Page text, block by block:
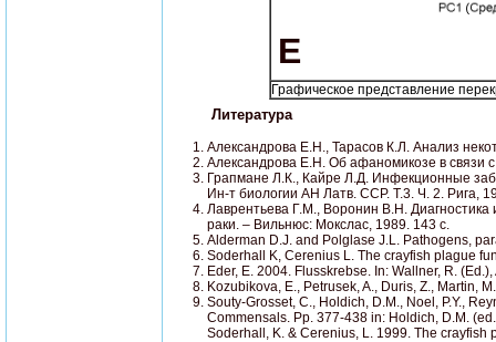
E
Графическое представление
Литература
Александрова Е.Н., Тарасов К.Л. Анализ
Александрова Е.Н. Об афаномикозе в связи
Грапмане Л.К., Кайре Л.Д. Инфекционные
Ин-т биологии АН Латв. ССР. Т.3. Ч. 2. Рига,
Лаврентьева Г.М., Воронин В.Н.
раки. – Вильнюс: Мокслас, 1989. 143 с.
Alderman D.J. and Polglase J.L. Pathogens,
Soderhall K, Cerenius L. The crayfish plague
Eder, E. 2004. Flusskrebse. In: Wallner, R.
Kozubikova, E., Petrusek, A., Duris, Z., Martin,
Souty-Grosset, C., Holdich, D.M., Noel, P.Y.,
Commensals. Pp. 377-438 in: Holdich, D.M.
Soderhall, K. & Cerenius, L. 1999. The